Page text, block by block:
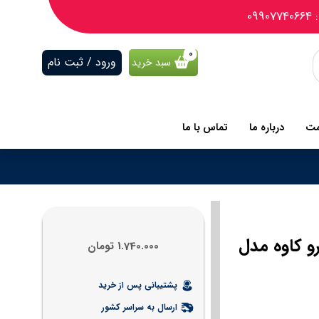
ورود / ثبت نام سبد خرید
درباره ما تماس با ما
الکترو کاوه مدل 1.740.000 تومان
پشتیبانی پس از خرید
ارسال به سراسر کشور